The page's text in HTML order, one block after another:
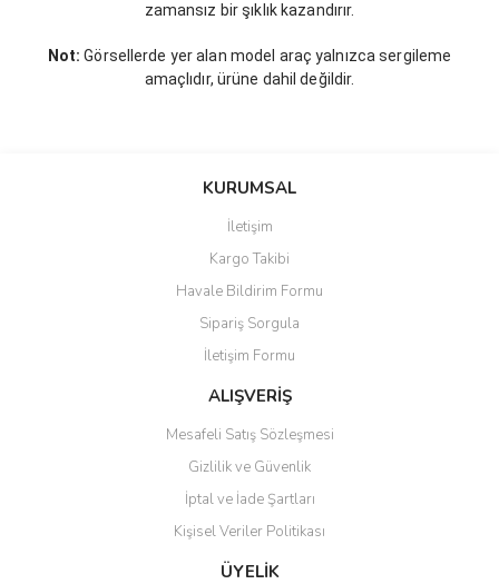
zamansız bir şıklık kazandırır.
Not: Görsellerde yer alan model araç yalnızca sergileme
amaçlıdır, ürüne dahil değildir.
KURUMSAL
İletişim
Kargo Takibi
Havale Bildirim Formu
Sipariş Sorgula
İletişim Formu
ALIŞVERİŞ
Mesafeli Satış Sözleşmesi
Gizlilik ve Güvenlik
İptal ve İade Şartları
Kişisel Veriler Politikası
ÜYELİK